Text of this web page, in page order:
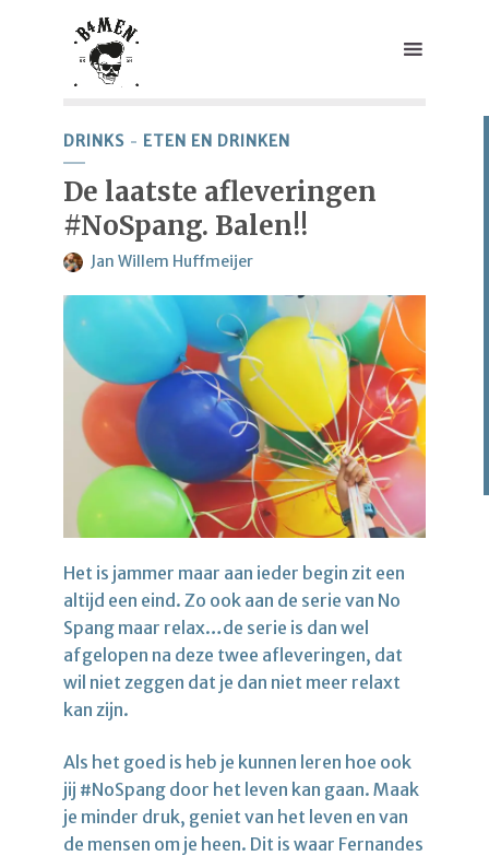
DRINKS ETEN EN DRINKEN
De laatste afleveringen
#NoSpang. Balen!!
Jan Willem Huffmeijer
Het is jammer maar aan ieder begin zit een
altijd een eind. Zo ook aan de serie van No
Spang maar relax…de serie is dan wel
afgelopen na deze twee afleveringen, dat
wil niet zeggen dat je dan niet meer relaxt
kan zijn.
Als het goed is heb je kunnen leren hoe ook
jij #NoSpang door het leven kan gaan. Maak
je minder druk, geniet van het leven en van
de mensen om je heen. Dit is waar Fernandes